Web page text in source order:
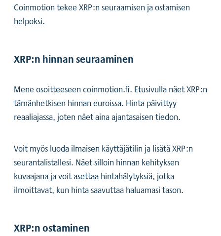
Coinmotion tekee XRP:n seuraamisen ja ostamisen
helpoksi.
XRP:n hinnan seuraaminen
Mene osoitteeseen coinmotion.fi. Etusivulla näet XRP:n
tämänhetkisen hinnan euroissa. Hinta päivittyy
reaaliajassa, joten näet aina ajantasaisen tiedon.
Voit myös luoda ilmaisen käyttäjätilin ja lisätä XRP:n
seurantalistallesi. Näet silloin hinnan kehityksen
kuvaajana ja voit asettaa hintahälytyksiä, jotka
ilmoittavat, kun hinta saavuttaa haluamasi tason.
XRP:n ostaminen